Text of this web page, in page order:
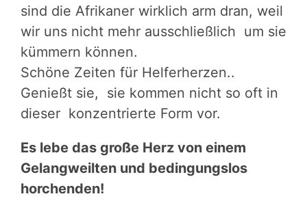
sind die Afrikaner wirklich arm dran, weil
wir uns nicht mehr ausschließlich um sie
kümmern können.
Schöne Zeiten für Helferherzen..
Genießt sie, sie kommen nicht so oft in
dieser konzentrierte Form vor.
Es lebe das große Herz von einem
Gelangweilten und bedingungslos
horchenden!